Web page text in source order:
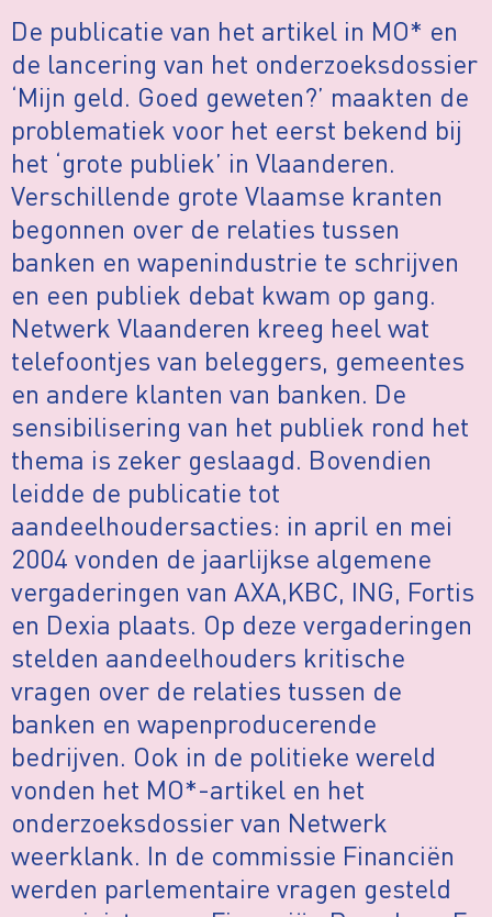
De publicatie van het artikel in MO* en
de lancering van het onderzoeksdossier
‘Mijn geld. Goed geweten?’ maakten de
problematiek voor het eerst bekend bij
het ‘grote publiek’ in Vlaanderen.
Verschillende grote Vlaamse kranten
begonnen over de relaties tussen
banken en wapenindustrie te schrijven
en een publiek debat kwam op gang.
Netwerk Vlaanderen kreeg heel wat
telefoontjes van beleggers, gemeentes
en andere klanten van banken. De
sensibilisering van het publiek rond het
thema is zeker geslaagd. Bovendien
leidde de publicatie tot
aandeelhoudersacties: in april en mei
2004 vonden de jaarlijkse algemene
vergaderingen van AXA,KBC, ING, Fortis
en Dexia plaats. Op deze vergaderingen
stelden aandeelhouders kritische
vragen over de relaties tussen de
banken en wapenproducerende
bedrijven. Ook in de politieke wereld
vonden het MO*-artikel en het
onderzoeksdossier van Netwerk
weerklank. In de commissie Financiën
werden parlementaire vragen gesteld